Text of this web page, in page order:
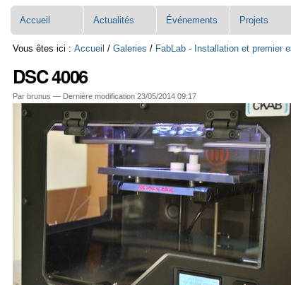
Accueil Actualités Événements Projets
Vous êtes ici : Accueil /Galeries / FabLab - Installation et premier
DSC 4006
Par brunus — Dernière modification 23/05/2014 09:17